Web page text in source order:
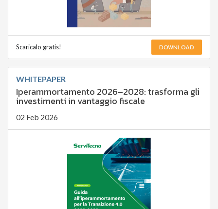
Scaricalo gratis! DOWNLOAD
WHITEPAPER
Iperammortamento 2026–2028: trasforma gli
investimenti in vantaggio fiscale
02 Feb 2026